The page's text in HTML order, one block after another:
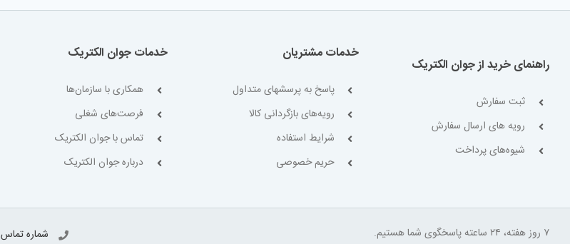
راهنمای خرید از جوان الکتریک
ثبت سفارش
رویه های ارسال سفارش
شیوه‌های پرداخت
خدمات مشتریان
پاسخ به پرسشهای متداول
رویه‌های بازگردانی کالا
شرایط استفاده
حریم خصوصی
خدمات جوان الکتریک
همکاری با سازمان‌ها
فرصت‌های شغلی
تماس با جوان الکتریک
درباره جوان الکتریک
۷ روز هفته، ۲۴ ساعته پاسخگوی شما هستیم. شماره تماس